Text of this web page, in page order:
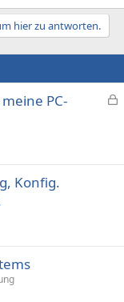
hier zu antworten.
e
PC-
Konfig.